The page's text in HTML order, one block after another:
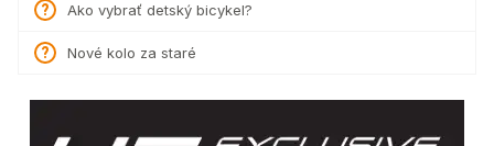
Ako vybrať detský bicykel?
Nové kolo za staré